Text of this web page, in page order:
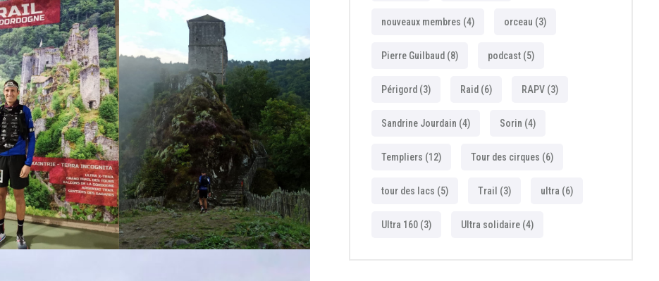
nouveaux membres (4) orceau (3)
Pierre Guilbaud (8) podcast(5)
Périgord (3) Raid (6) RAPV(3)
Sandrine Jourdain (4) Sorin (4)
Templiers (12) Tour des cirques (6)
tour des lacs (5) Trail (3) ultra (6)
Ultra 160(3) Ultra solidaire(4)